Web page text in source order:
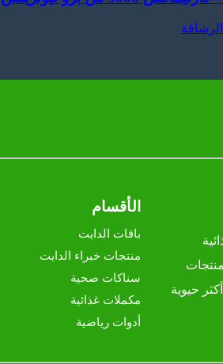
حيوية
الأقسام
باقات الدايت
منتجات خبراء الدايت
سناكات صحية
مكملات غذائية
أدوات رياضية